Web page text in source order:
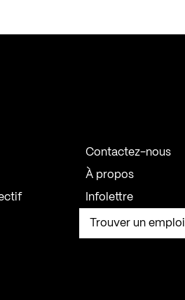
Contactez-nous
À propos
Infolettre
Trouver un emploi